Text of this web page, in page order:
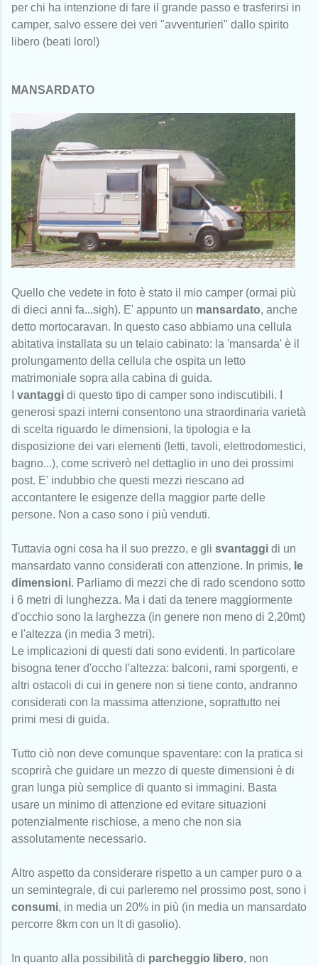
per chi ha intenzione di fare il grande passo e trasferirsi in
camper, salvo essere dei veri "avventurieri" dallo spirito
libero (beati loro!)
MANSARDATO
Quello che vedete in foto è stato il mio camper (ormai più
di dieci anni fa...sigh). E' appunto un mansardato, anche
detto mortocaravan. In questo caso abbiamo una cellula
abitativa installata su un telaio cabinato: la 'mansarda' è il
prolungamento della cellula che ospita un letto
matrimoniale sopra alla cabina di guida.
vantaggi di questo tipo di camper sono indiscutibili. I
generosi spazi interni consentono una straordinaria varietà
di scelta riguardo le dimensioni, la tipologia e la
disposizione dei vari elementi (letti, tavoli, elettrodomestici,
bagno...), come scriverò nel dettaglio in uno dei prossimi
post. E' indubbio che questi mezzi riescano ad
accontantere le esigenze della maggior parte delle
persone. Non a caso sono i più venduti.
Tuttavia ogni cosa ha il suo prezzo, e gli svantaggi di un
mansardato vanno considerati con attenzione. In primis, le
dimensioni. Parliamo di mezzi che di rado scendono sotto
i 6 metri di lunghezza. Ma i dati da tenere maggiormente
d'occhio sono la larghezza (in genere non meno di 2,20mt)
e l'altezza (in media 3 metri).
Le implicazioni di questi dati sono evidenti. In particolare
bisogna tener d'occho l'altezza: balconi, rami sporgenti, e
altri ostacoli di cui in genere non si tiene conto, andranno
considerati con la massima attenzione, soprattutto nei
primi mesi di guida.
Tutto ciò non deve comunque spaventare: con la pratica si
scoprirà che guidare un mezzo di queste dimensioni è di
gran lunga più semplice di quanto si immagini. Basta
usare un minimo di attenzione ed evitare situazioni
potenzialmente rischiose, a meno che non sia
assolutamente necessario.
Altro aspetto da considerare rispetto a un camper puro o a
un semintegrale, di cui parleremo nel prossimo post, sono i
consumi, in media un 20% in più (in media un mansardato
percorre 8km con un lt di gasolio).
In quanto alla possibilità di parcheggio libero, non